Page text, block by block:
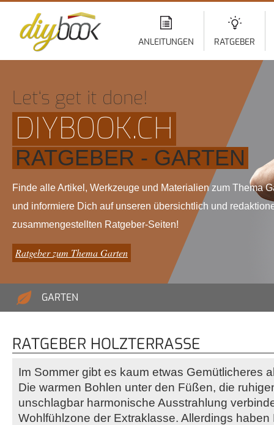
ANLEITUNGEN RATGEBER
Let‘s get it done!
DIYBOOK.CH
RATGEBER - GARTEN
Finde alle Artikel, Werkzeuge und Materialien zum Thema
und informiere Dich auf unseren übersichtlich und
zusammengestellten Ratgeber-Seiten!
Ratgeber zum Thema Garten
GARTEN
RATGEBER HOLZTERRASSE
Im Sommer gibt es kaum etwas Gemütlicheres
Die warmen Bohlen unter den Füßen, die
unschlagbar harmonische Ausstrahlung
Wohlfühlzone der Extraklasse. Allerdings haben